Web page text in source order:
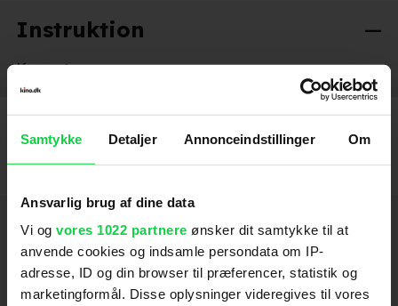
Samtykke Detaljer Annonceindstillinger Om
Ansvarlig brug af dine data
Vi og vores 1022 partnere ønsker dit samtykke til at
anvende cookies og indsamle persondata om IP-
adresse, ID og din browser til præferencer, statistik og
marketingformål. Disse oplysninger videregives til vores
Instruktion
Krysantemum 2022
Hold dig opdateret
Send